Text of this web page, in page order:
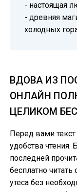
- настоящая
- древняя
холодных
ВДОВА ИЗ
ОНЛАЙН
ЦЕЛИКОМ
Перед вами
удобства чтения.
последней
бесплатно
утеса без